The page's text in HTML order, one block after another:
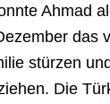
Ahmad
das
stürzen
Die